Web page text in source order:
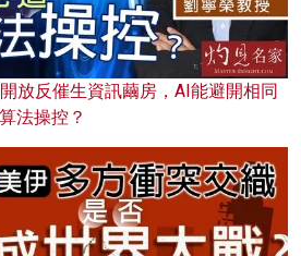
放反催生資訊繭房，AI能避開相同
法操控？